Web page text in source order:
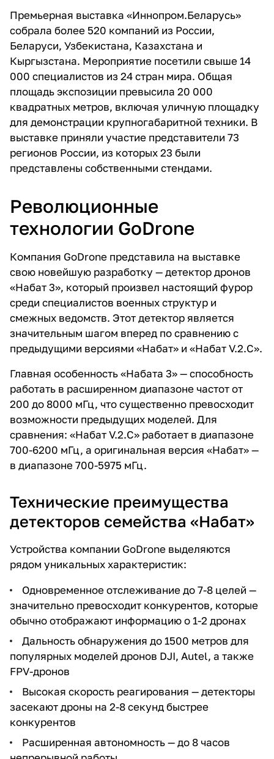
Премьерная выставка «Иннопром.Беларусь»
собрала более 520 компаний из России,
Беларуси, Узбекистана, Казахстана и
Кыргызстана. Мероприятие посетили свыше 14
000 специалистов из 24 стран мира. Общая
площадь экспозиции превысила 20 000
квадратных метров, включая уличную площадку
для демонстрации крупногабаритной техники. В
выставке приняли участие представители 73
регионов России, из которых 23 были
представлены собственными стендами.
Революционные
технологии GoDrone
Компания GoDrone представила на выставке
свою новейшую разработку — детектор дронов
«Набат 3», который произвел настоящий фурор
среди специалистов военных структур и
смежных ведомств. Этот детектор является
значительным шагом вперед по сравнению с
предыдущими версиями «Набат» и «Набат V.2.C».
Главная особенность «Набата 3» — способность
работать в расширенном диапазоне частот от
200 до 8000 мГц, что существенно превосходит
возможности предыдущих моделей. Для
сравнения: «Набат V.2.C» работает в диапазоне
700-6200 мГц, а оригинальная версия «Набат» —
в диапазоне 700-5975 мГц.
Технические преимущества
детекторов семейства «Набат»
Устройства компании GoDrone выделяются
рядом уникальных характеристик:
Одновременное отслеживание до 7-8 целей —
значительно превосходит конкурентов, которые
обычно отображают информацию о 1-2 дронах
Дальность обнаружения до 1500 метров для
популярных моделей дронов DJI, Autel, а также
FPV-дронов
Высокая скорость реагирования — детекторы
засекают дроны на 2-8 секунд быстрее
конкурентов
Расширенная автономность — до 8 часов